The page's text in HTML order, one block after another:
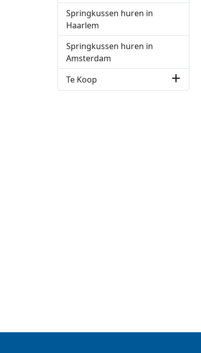
Springkussen huren in
Haarlem
Springkussen huren in
Amsterdam
Te Koop